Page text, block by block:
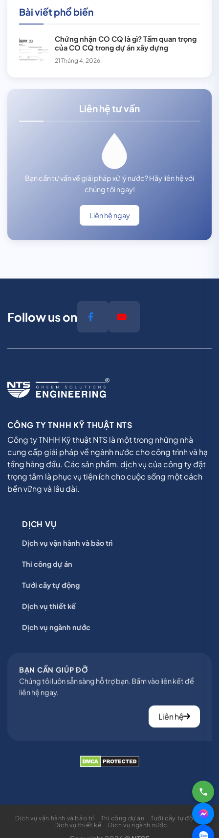
Bài viết phổ biến
Chứng nhận CO CQ là gì? Tầm quan trọng
của CO CQ trong dự án xây dựng
21 Tháng 4, 2026
Liên hệ tư vấn
Bạn cần tư vấn về giải pháp xử lý nước? Hãy liên hệ với
chúng tôi ngay!
Liên hệ ngay
Follow us on
CÔNG TY TNHH KỸ THUẬT NTS
Công ty TNHH Kỹ thuật NTS là một trong những nhà
cung cấp giải pháp về ngành nước cho công trình và hạ
tầng hàng đầu. Các sản phẩm, dịch vụ của công ty đặt
trọng tâm là phục vụ tiện ích cho cuộc sống một cách
bền vững và lâu dài.
DỊCH VỤ
Dịch vụ vận hành và bảo trì
Thi công dự án
Tưới cây tự động
Dịch vụ thiết kế
Dịch vụ ngành nước
BẠN CẦN GIÚP ĐỠ
Chúng tôi luôn sẵn sàng hỗ trợ bạn. Bấm vào liên kết để
liên hệ ngay.
Liên hệ
Dịch vụ vận hành và bảo trì Thi công dự án
Tưới cây tự động
Dịch vụ thiết kế
Dịch vụ ngành nước